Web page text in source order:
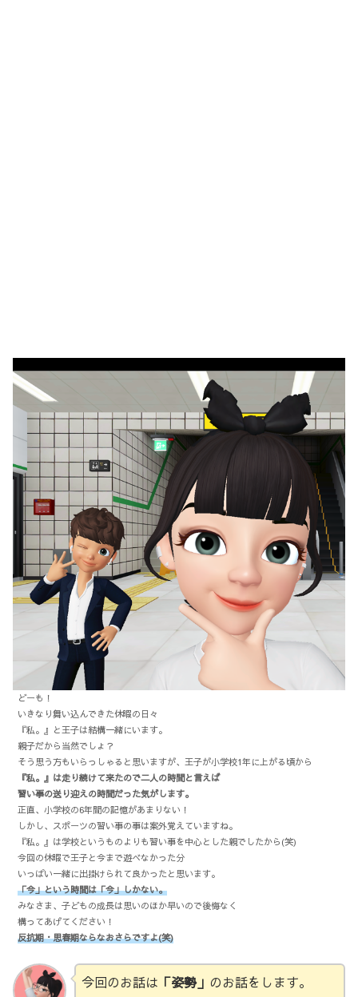
どーも！
いきなり舞い込んできた休暇の日々
『私。』と王子は結構一緒にいます。
親子だから当然でしょ？
そう思う方もいらっしゃると思いますが、王子が小学校1年に上がる頃から
『私。』は走り続けて来たので二人の時間と言えば
習い事の送り迎えの時間だった気がします。
正直、小学校の6年間の記憶があまりない！
しかし、スポーツの習い事の事は案外覚えていますね。
『私。』は学校というものよりも習い事を中心とした親でしたから(笑)
今回の休暇で王子と今まで遊べなかった分
いっぱい一緒に出掛けられて良かったと思います。
「今」という時間は「今」しかない。
みなさま、子どもの成長は思いのほか早いので後悔なく
構ってあげてください！
反抗期・思春期ならなおさらですよ(笑)
今回のお話は 「姿勢」 のお話をします。